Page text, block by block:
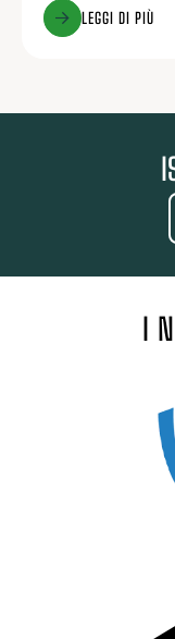
LEGGI DI PIÙ
I